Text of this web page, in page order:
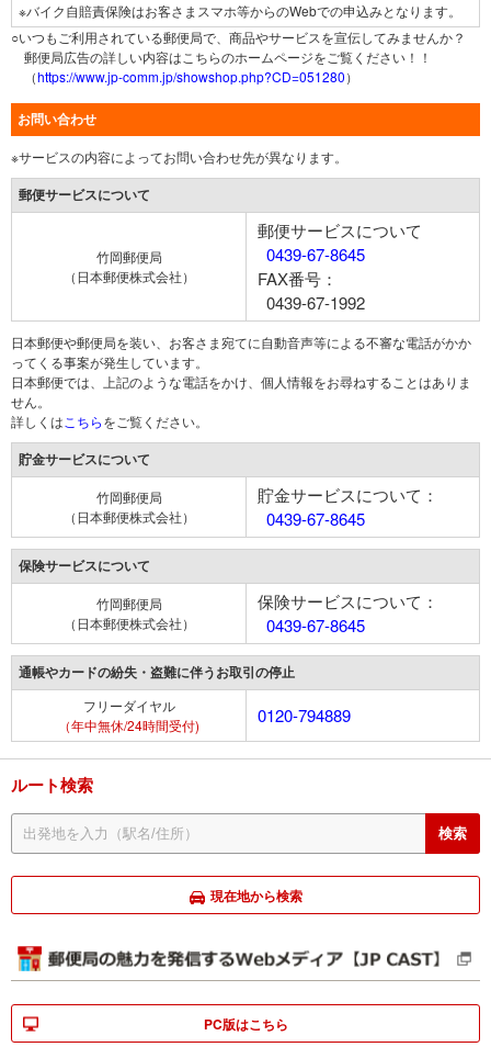
※バイク自賠責保険はお客さまスマホ等からのWebでの申込みとなります。
○いつもご利用されている郵便局で、商品やサービスを宣伝してみませんか？
郵便局広告の詳しい内容はこちらのホームページをご覧ください！！
（https://www.jp-comm.jp/showshop.php?CD=051280）
お問い合わせ
※サービスの内容によってお問い合わせ先が異なります。
郵便サービスについて
竹岡郵便局
（日本郵便株式会社）
郵便サービスについて
0439-67-8645
FAX番号：
0439-67-1992
日本郵便や郵便局を装い、お客さま宛てに自動音声等による不審な電話がかか
ってくる事案が発生しています。
日本郵便では、上記のような電話をかけ、個人情報をお尋ねすることはありま
せん。
詳しくは こちらをご覧ください。
貯金サービスについて
竹岡郵便局
（日本郵便株式会社）
貯金サービスについて：
0439-67-8645
保険サービスについて
竹岡郵便局
（日本郵便株式会社）
保険サービスについて：
0439-67-8645
通帳やカードの紛失・盗難に伴うお取引の停止
フリーダイヤル
（年中無休/24時間受付)
0120-794889
ルート検索
現在地から検索
PC版はこちら